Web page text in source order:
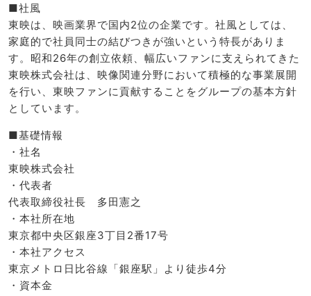
■社風
東映は、映画業界で国内2位の企業です。社風としては、
家庭的で社員同士の結びつきが強いという特長がありま
す。昭和26年の創立依頼、幅広いファンに支えられてきた
東映株式会社は、映像関連分野において積極的な事業展開
を行い、東映ファンに貢献することをグループの基本方針
としています。
■基礎情報
・社名
東映株式会社
・代表者
代表取締役社長 多田憲之
・本社所在地
東京都中央区銀座3丁目2番17号
・本社アクセス
東京メトロ日比谷線「銀座駅」より徒歩4分
・資本金